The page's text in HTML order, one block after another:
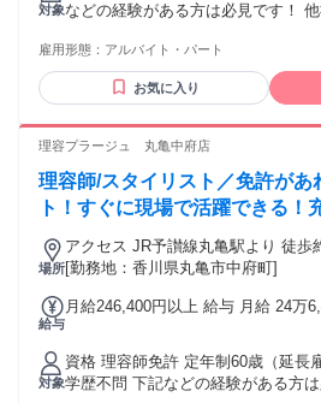
対象などの経験がある方は必見です！
タイリストなど
雇用形態： アルバイト・パート
お気に入り
理容プラージュ 丸亀中府店
理容師/スタイリスト／免許があ
ト！すぐに現場で活躍できる！
場所
アクセス JR予讃線丸亀駅より 徒歩
[勤務地：香川県丸亀市中府町]
給与
月給246,400円以上 給与 月給 24万
24万6,400円以上（研修期間 6 ヶ月
（トータル） 44時間/月 研修中 残業代
時間外手当（44h分）61,600円以上
対象
資格 理容師免許 定年制60歳（延長
学歴不問 下記などの経験がある方